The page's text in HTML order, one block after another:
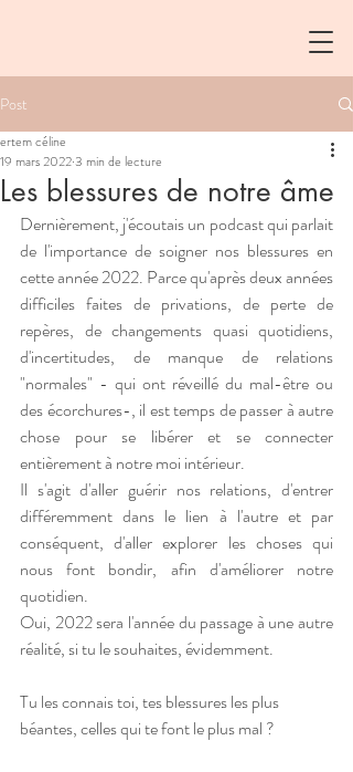
Post
Les blessures de notre âme
ertem céline
19 mars 20223 min de lecture
Dernièrement, j'écoutais un podcast qui parlait
de l'importance de soigner nos blessures en
cette année 2022. Parce qu'après deux années
difficiles faites de privations, de perte de
repères, de changements quasi quotidiens,
d'incertitudes, de manque de relations
"normales" - qui ont réveillé du mal-être ou
des écorchures-, il est temps de passer à autre
chose pour se libérer et se connecter
entièrement à notre moi intérieur.
Il s'agit d'aller guérir nos relations, d'entrer
différemment dans le lien à l'autre et par
conséquent, d'aller explorer les choses qui
nous font bondir, afin d'améliorer notre
quotidien.
Oui, 2022 sera l'année du passage à une autre
réalité, si tu le souhaites, évidemment.
Tu les connais toi, tes blessures les plus
béantes, celles qui te font le plus mal ?